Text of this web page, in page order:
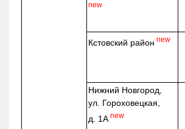
new
Кстовский район new
Нижний Новгород,
ул. Гороховецкая,
д. 1А new